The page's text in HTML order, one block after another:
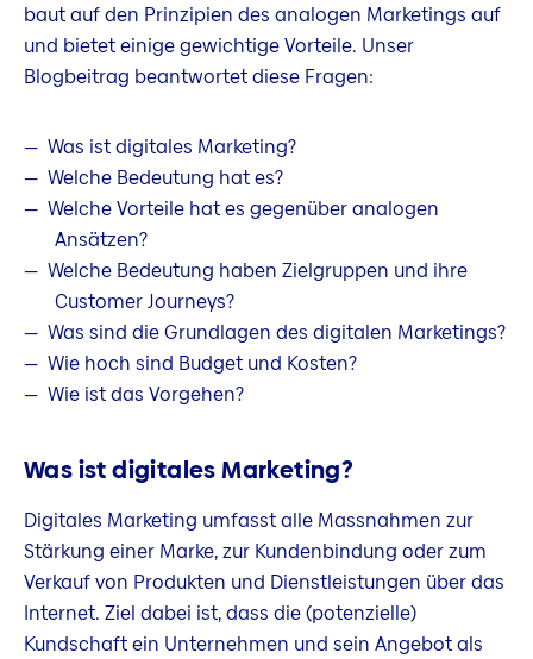
baut auf den Prinzipien des analogen Marketings auf
und bietet einige gewichtige Vorteile. Unser
Blogbeitrag beantwortet diese Fragen:
Was ist digitales Marketing?
Welche Bedeutung hat es?
Welche Vorteile hat es gegenüber analogen
Ansätzen?
Welche Bedeutung haben Zielgruppen und ihre
Customer Journeys?
Was sind die Grundlagen des digitalen Marketings?
Wie hoch sind Budget und Kosten?
Wie ist das Vorgehen?
Was ist digitales Marketing?
Digitales Marketing umfasst alle Massnahmen zur
Stärkung einer Marke, zur Kundenbindung oder zum
Verkauf von Produkten und Dienstleistungen über das
Internet. Ziel dabei ist, dass die (potenzielle)
Kundschaft ein Unternehmen und sein Angebot als